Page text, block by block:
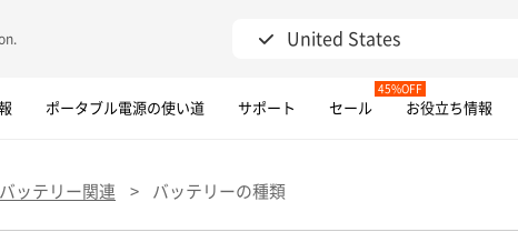
United States
セール
45%OFF
サポート お役立ち情報
ポータブル電源の使い道
30日間の返品期間 最大5年保証 電話対応とチャット/LINE対応可能
バッテリー関連 > バッテリーの種類